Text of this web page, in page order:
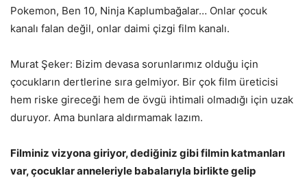
Pokemon, Ben 10, Ninja Kaplumbağalar… Onlar çocuk
kanalı falan değil, onlar daimi çizgi film kanalı.
Murat Şeker: Bizim devasa sorunlarımız olduğu için
çocukların dertlerine sıra gelmiyor. Bir çok film üreticisi
hem riske gireceği hem de övgü ihtimali olmadığı için uzak
duruyor. Ama bunlara aldırmamak lazım.
Filminiz vizyona giriyor, dediğiniz gibi filmin katmanları
var, çocuklar anneleriyle babalarıyla birlikte gelip